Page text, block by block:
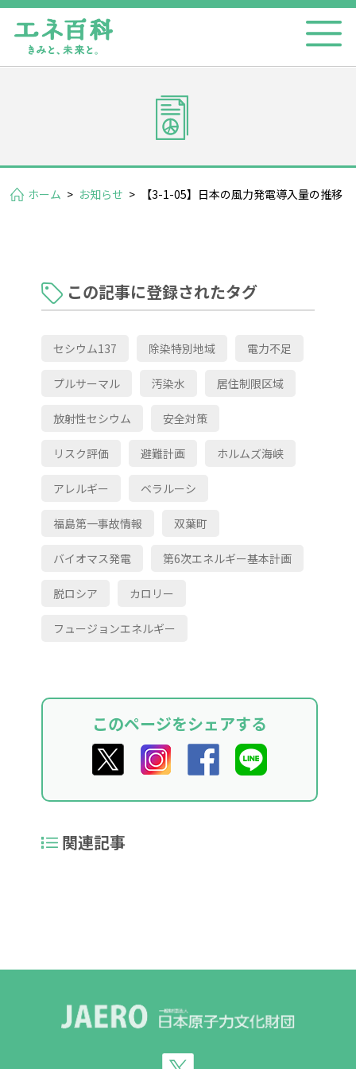
ホーム > お知らせ > 【3-1-05】日本の風力発電導入量の推移
この記事に登録されたタグ
セシウム137 除染特別地域 電力不足
プルサーマル 汚染水 居住制限区域
放射性セシウム 安全対策
リスク評価 避難計画 ホルムズ海峡
アレルギー ベラルーシ
福島第一事故情報 双葉町
バイオマス発電 第6次エネルギー基本計画
脱ロシア カロリー
フュージョンエネルギー
このページをシェアする
関連記事